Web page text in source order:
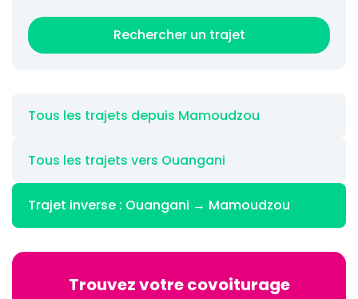
Rechercher un trajet
Tous les trajets depuis Mamoudzou
Tous les trajets vers Ouangani
Trajet inverse : Ouangani → Mamoudzou
Trouvez votre covoiturage